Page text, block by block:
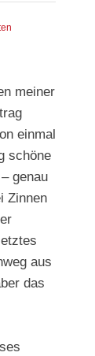
meiner
einmal
schöne
genau
Zinnen
aus
das